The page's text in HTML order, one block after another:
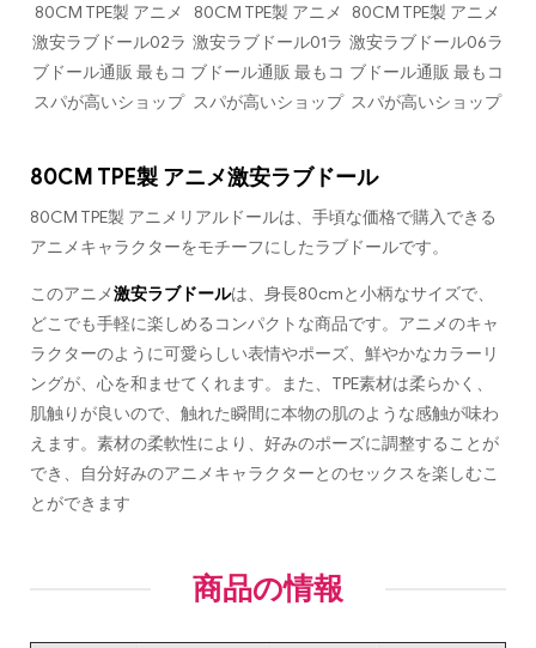
80CM TPE製 アニメ
激安ラブドール02ラ
ブドール通販 最もコ
スパが高いショップ
80CM TPE製 アニメ
激安ラブドール01ラ
ブドール通販 最もコ
スパが高いショップ
80CM TPE製 アニメ
激安ラブドール06ラ
ブドール通販 最もコ
スパが高いショップ
80CM TPE製 アニメ激安ラブドール
80CM TPE製 アニメリアルドールは、手頃な価格で購入できる
アニメキャラクターをモチーフにしたラブドールです。
このアニメ激安ラブドールは、身長80cmと小柄なサイズで、
どこでも手軽に楽しめるコンパクトな商品です。アニメのキャ
ラクターのように可愛らしい表情やポーズ、鮮やかなカラーリ
ングが、心を和ませてくれます。また、TPE素材は柔らかく、
肌触りが良いので、触れた瞬間に本物の肌のような感触が味わ
えます。素材の柔軟性により、好みのポーズに調整することが
でき、自分好みのアニメキャラクターとのセックスを楽しむこ
とができます
商品の情報